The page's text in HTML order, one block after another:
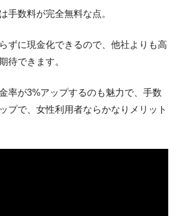
手数料が完全無料な点。
ずに現金化できるので、他社よりも高
待できます。
率が3%アップするのも魅力で、手数
プで、女性利用者ならかなりメリット